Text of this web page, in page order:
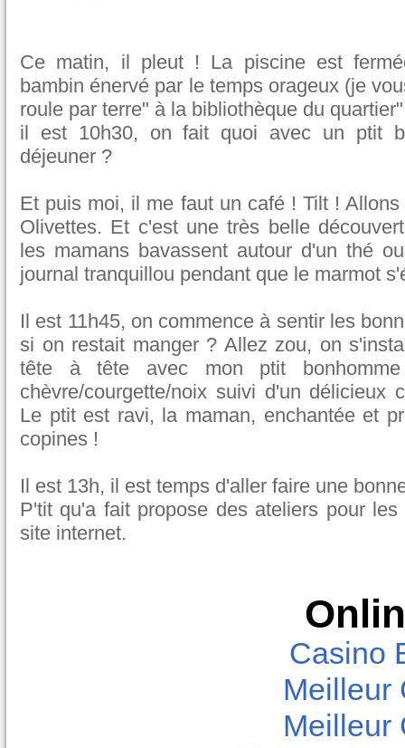
Ce matin, il pleut ! La piscine est
bambin énervé par le temps orageux (je
roule par terre" à la bibliothèque du
il est 10h30, on fait quoi avec un ptit
déjeuner ?
Et puis moi, il me faut un café ! Tilt !
Olivettes. Et c'est une très belle
les mamans bavassent autour d'un thé
journal tranquillou pendant que le marmot
Il est 11h45, on commence à sentir les
si on restait manger ? Allez zou, on
tête à tête avec mon ptit
chèvre/courgette/noix suivi d'un délicieux
Le ptit est ravi, la maman, enchantée et
copines !
Il est 13h, il est temps d'aller faire une
P'tit qu'a fait propose des ateliers pour
site internet.
Casino
Meilleur
Meilleur